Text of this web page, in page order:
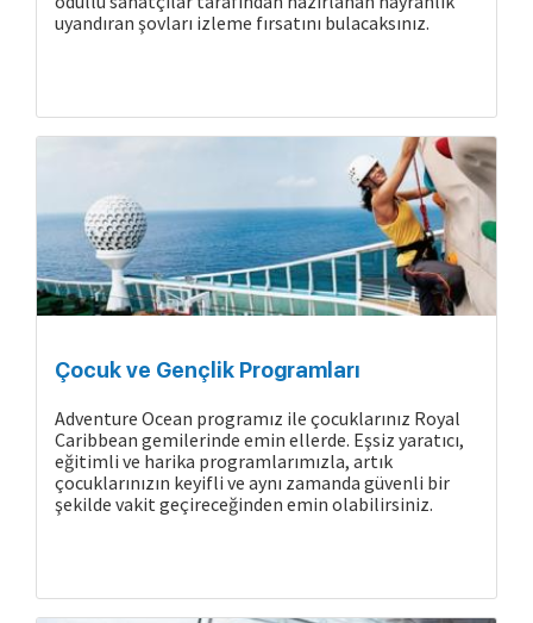
uyandıran şovları izleme fırsatını bulacaksınız.
Çocuk ve Gençlik Programları
Adventure Ocean programız ile çocuklarınız Royal
Caribbean gemilerinde emin ellerde. Eşsiz yaratıcı,
eğitimli ve harika programlarımızla, artık
çocuklarınızın keyifli ve aynı zamanda güvenli bir
şekilde vakit geçireceğinden emin olabilirsiniz.